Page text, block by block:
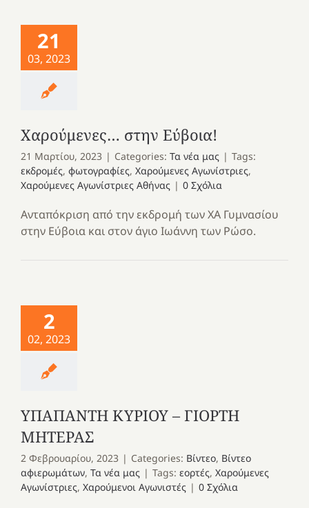
21
03, 2023
Χαρούμενες… στην Εύβοια!
21 Μαρτίου, 2023 | Categories: Τα νέα μας | Tags:
εκδρομές, φωτογραφίες, Χαρούμενες Αγωνίστριες,
Χαρούμενες Αγωνίστριες Αθήνας | 0 Σχόλια
Ανταπόκριση από την εκδρομή των ΧΑ Γυμνασίου
στην Εύβοια και στον άγιο Ιωάννη των Ρώσο.
2
02, 2023
ΥΠΑΠΑΝΤΗ ΚΥΡΙΟΥ – ΓΙΟΡΤΗ
ΜΗΤΕΡΑΣ
2 Φεβρουαρίου, 2023 | Categories: Βίντεο, Βίντεο
αφιερωμάτων, Τα νέα μας | Tags: εορτές, Χαρούμενες
Αγωνίστριες, Χαρούμενοι Αγωνιστές | 0 Σχόλια